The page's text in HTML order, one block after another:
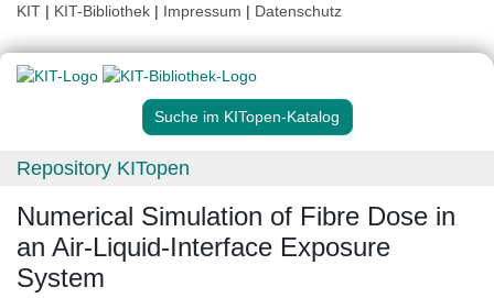
KIT | KIT-Bibliothek | Impressum | Datenschutz
Suche im KITopen-Katalog
Repository KITopen
Numerical Simulation of Fibre Dose in
an Air-Liquid-Interface Exposure
System